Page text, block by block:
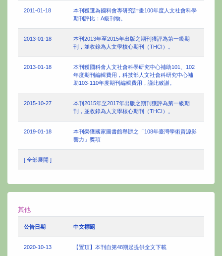
2011-01-18
本刊獲選為國科會專研究計畫100年度人文社會科學
期刊評比：A級刊物。
2013-01-18
本刊2013年至2015年出版之期刊獲評為第一級期
刊，並收錄為人文學核心期刊（THCI）。
2013-01-18
本刊獲國科會人文社會科學研究中心補助101、102
年度期刊編輯費用，科技部人文社會科研究中心補
助103-110年度期刊編輯費用，謹此致謝。
2015-10-27
本刊2015年至2017年出版之期刊獲評為第一級期
刊，並收錄為人文學核心期刊（THCI）。
2019-01-18
本刊榮獲國家圖書館舉辦之「108年臺灣學術資源影
響力」獎項
[ 全部展開 ]
其他
公告日期 中文標題
2020-10-13 【置頂】本刊自第48期起提供全文下載